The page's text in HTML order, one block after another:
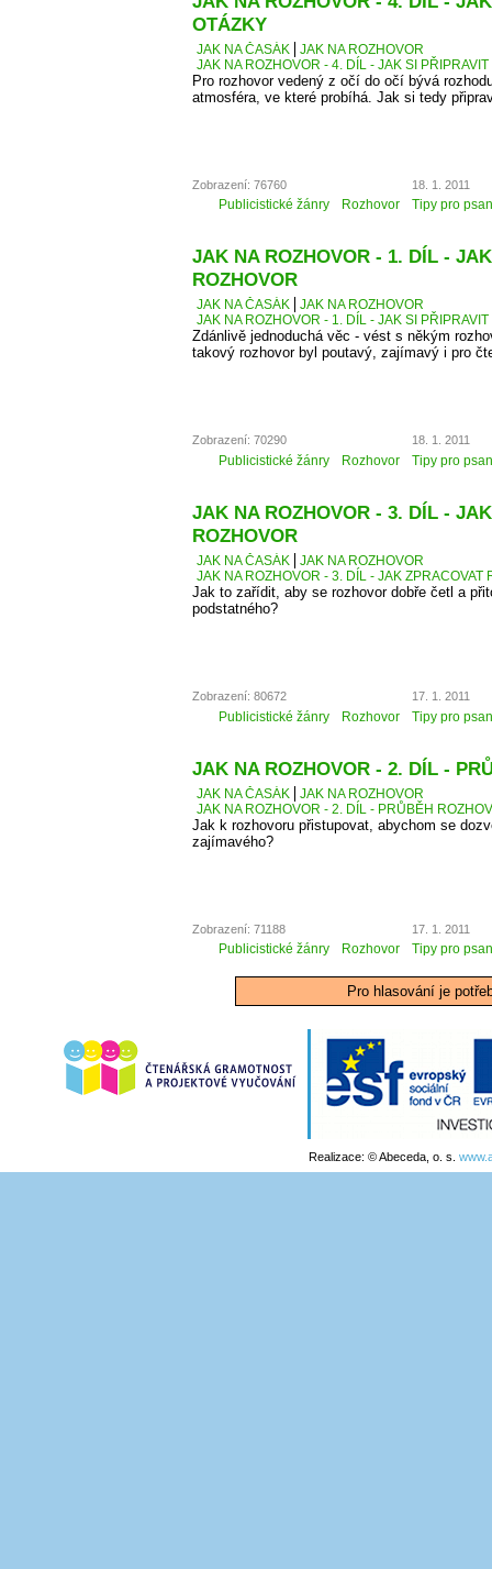
OTÁZKY
JAK NA ČASÁK
JAK NA ROZHOVOR
JAK NA ROZHOVOR - 4. DÍL - JAK SI PŘIPRAVIT
Pro rozhovor vedený z očí do očí bývá
atmosféra, ve které probíhá. Jak si tedy
Zobrazení: 76760 18. 1. 2011
Publicistické žánry Rozhovor Tipy pro
JAK NA ROZHOVOR - 1. DÍL -
ROZHOVOR
JAK NA ČASÁK
JAK NA ROZHOVOR
JAK NA ROZHOVOR - 1. DÍL - JAK SI
Zdánlivě jednoduchá věc - vést s někým
takový rozhovor byl poutavý, zajímavý i pro
Zobrazení: 70290 18. 1. 2011
Publicistické žánry Rozhovor Tipy pro
JAK NA ROZHOVOR - 3. DÍL -
ROZHOVOR
JAK NA ČASÁK
JAK NA ROZHOVOR
JAK NA ROZHOVOR - 3. DÍL - JAK ZPRACOVAT
Jak to zařídit, aby se rozhovor dobře četl a
podstatného?
Zobrazení: 80672 17. 1. 2011
Publicistické žánry Rozhovor Tipy pro
JAK NA ROZHOVOR - 2. DÍL -
JAK NA ČASÁK
JAK NA ROZHOVOR
JAK NA ROZHOVOR - 2. DÍL - PRŮBĚH
Jak k rozhovoru přistupovat, abychom se
zajímavého?
Zobrazení: 71188 17. 1. 2011
Publicistické žánry Rozhovor Tipy pro
Pro hlasování je
Realizace: © Abeceda, o. s.